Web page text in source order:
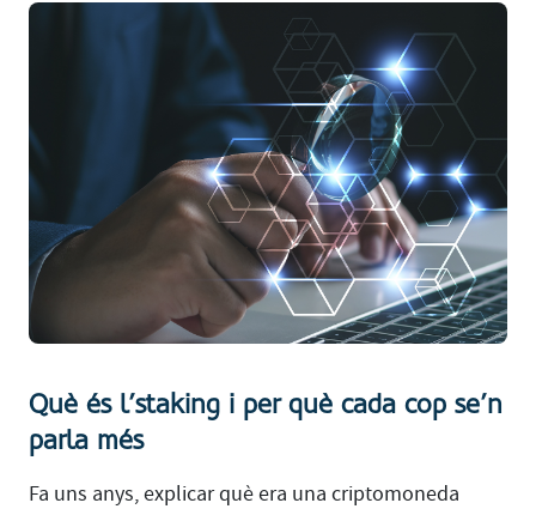
Què és l’staking i per què cada cop se’n
parla més
Fa uns anys, explicar què era una criptomoneda